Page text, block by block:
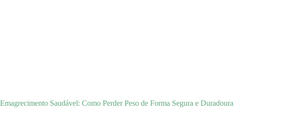
Emagrecimento Saudável: Como Perder Peso de Forma Segura e Duradoura